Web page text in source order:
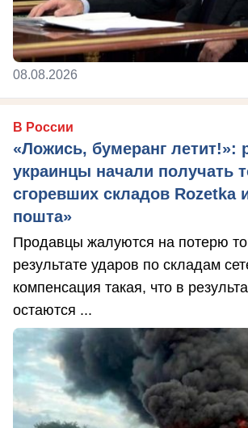
08.08.2026
В России
«Ложись, бумеранг
украинцы начали получать
сгоревших складов Rozetka
пошта»
Продавцы жалуются на потерю
результате ударов по складам
компенсация такая, что в
остаются ...